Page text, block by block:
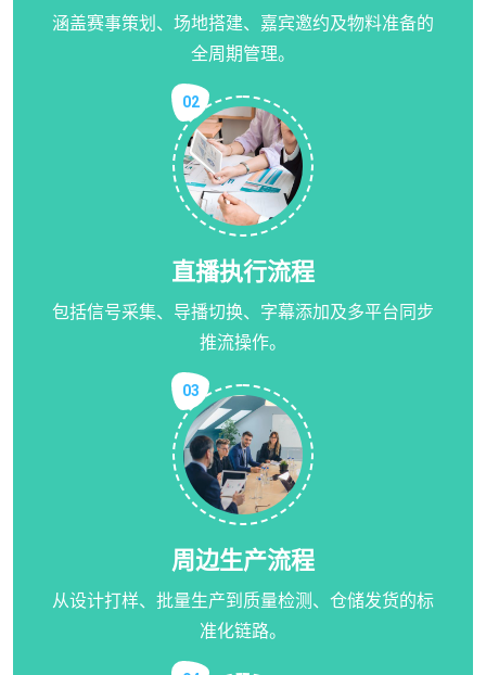
涵盖赛事策划、场地搭建、嘉宾邀约及物料准备的
全周期管理。
02
直播执行流程
包括信号采集、导播切换、字幕添加及多平台同步
推流操作。
03
周边生产流程
从设计打样、批量生产到质量检测、仓储发货的标
准化链路。